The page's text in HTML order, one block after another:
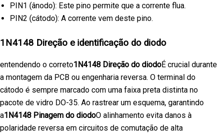
PIN1 (ânodo): Este pino permite que a corrente flua.
PIN2 (cátodo): A corrente vem deste pino.
1N4148 Direção e identificação do diodo
entendendo o correto1N4148 Direção do diodoÉ crucial durante
a montagem da PCB ou engenharia reversa. O terminal do
cátodo é sempre marcado com uma faixa preta distinta no
pacote de vidro DO-35. Ao rastrear um esquema, garantindo
a1N4148 Pinagem do diodoO alinhamento evita danos à
polaridade reversa em circuitos de comutação de alta